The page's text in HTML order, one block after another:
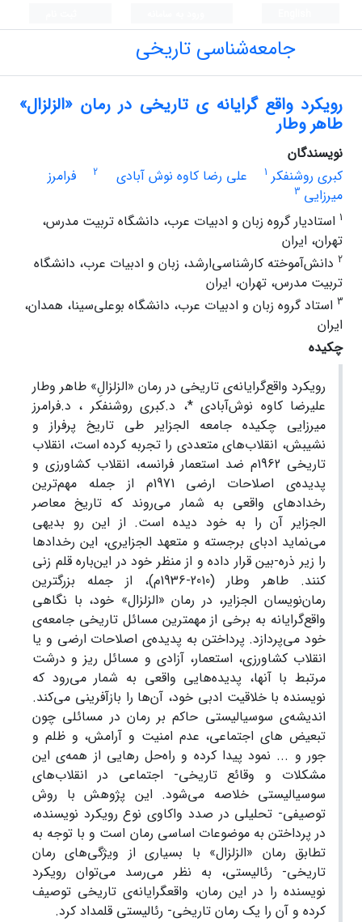
جامعه‌شناسی تاریخی
رویکرد واقع گرایانه ی تاریخی در رمان «الزلزال»
طاهر وطار
نویسندگان
کبری روشنفکر 1 علی رضا کاوه نوش آبادی 2
فرامرز
میرزایی 3
1 استادیار گروه زبان و ادبیات عرب، دانشگاه تربیت مدرس،
تهران، ایران
2 دانش‌آموخته کارشناسی‌ارشد، زبان و ادبیات عرب، دانشگاه
تربیت مدرس، تهران، ایران
3 استاد گروه زبان و ادبیات عرب، دانشگاه بوعلی‌سینا، همدان،
ایران
چکیده
رویکرد واقع‌گرایانه‌ی تاریخی در رمان «الزلزالِ» طاهر وطار
علیرضا کاوه نوش‌آبادی *، د.کبری روشنفکر ، د.فرامرز
میرزایی چکیده جامعه الجزایر طی تاریخ پرفراز و
نشیبش، انقلاب‌های متعددی را تجربه کرده است، انقلاب
تاریخی 1962م ضد استعمار فرانسه، انقلاب کشاورزی و
پدیده‌ی اصلاحات ارضی 1971م از جمله مهم‌ترین
رخدادهای واقعی به شمار می‌روند که تاریخ معاصر
الجزایر آن را به خود دیده است. از این رو بدیهی
می‌نماید ادبای برجسته و متعهد الجزایری، این رخدادها
را زیر ذره-بین قرار داده و از منظر خود در این‌باره قلم زنی
کنند. طاهر وطار (2010-1936م)، از جمله بزرگترین
رمان‌نویسان الجزایر، در رمان «الزلزال» خود، با نگاهی
واقع‌گرایانه به برخی از مهمترین مسائل تاریخی جامعه‌ی
خود می‌پردازد. پرداختن به پدیده‌ی اصلاحات ارضی و یا
انقلاب کشاورزی، استعمار، آزادی و مسائل ریز و درشت
مرتبط با آنها، پدیده‌هایی واقعی به شمار می‌رود که
نویسنده با خلاقیت ادبی خود، آن‌ها را بازآفرینی می‌کند.
اندیشه‌ی سوسیالیستی حاکم بر رمان در مسائلی چون
تبعیض های اجتماعی، عدم امنیت و آرامش، و ظلم و
جور و ... نمود پیدا کرده و راه‌حل رهایی از همه‌ی این
مشکلات و وقائع تاریخی- اجتماعی در انقلاب‌های
سوسیالیستی خلاصه می‌شود. این پژوهش با روش
توصیفی- تحلیلی در صدد واکاوی نوع رویکرد نویسنده،
در پرداختن به موضوعات اساسی رمان است و با توجه به
تطابق رمان «الزلزال» با بسیاری از ویژگی‌های رمان
تاریخی- رئالیستی، به نظر می‌رسد می‌توان رویکرد
نویسنده را در این رمان، واقعگرایانه‌ی‌ تاریخی توصیف
کرده و آن ‌را یک رمان تاریخی- رئالیستی قلمداد کرد.